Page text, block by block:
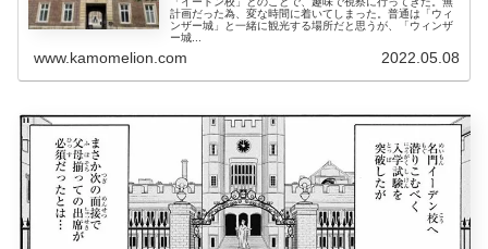
計画だった為、変な時間に着いてしまった。普通は「ウィ
ンザー城」と一緒に観光する場所だと思うが、「ウィンザ
ー城...
www.kamomelion.com 2022.05.08